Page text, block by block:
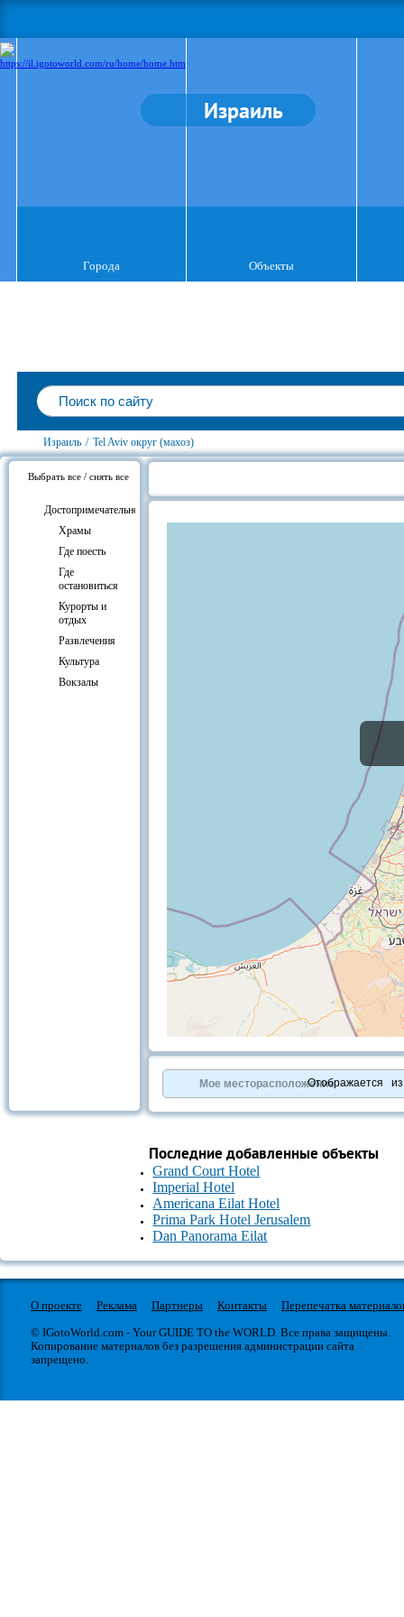
Израиль
Города Объекты
Израиль / Tel Aviv округ (махоз)
Выбрать все / снять все
Достопримечательности
Храмы
Где поесть
Где
остановиться
Курорты и
отдых
Развлечения
Культура
Вокзалы
OpenStreetMapcontributors.
»
Мое месторасположениеОтображается
Последние добавленные объекты
Grand Court Hotel
Imperial Hotel
Americana Eilat Hotel
Prima Park Hotel Jerusalem
Dan Panorama Eilat
О проекте Реклама Партнеры Контакты
Перепечатка
© IGotoWorld.com - Your GUIDE TO the WORLD. Все права защищены.
Копирование материалов без разрешения администрации сайта
запрещено.